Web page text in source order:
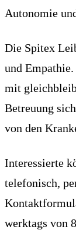
Autonomie
Die Spitex
und
mit
Betreuung
von den
Interessierte
telefonisch,
werktags von